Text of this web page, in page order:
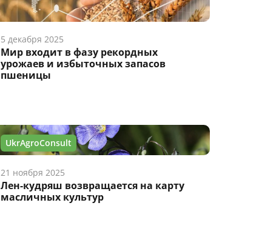
5 декабря 2025
Мир входит в фазу рекордных
урожаев и избыточных запасов
пшеницы
UkrAgroConsult
21 ноября 2025
Лен-кудряш возвращается на карту
масличных культур